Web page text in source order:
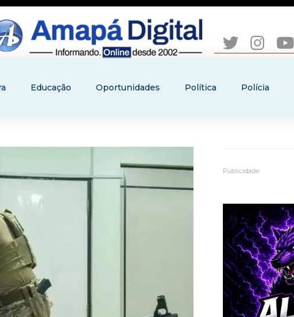
Educação Oportunidades Política Polícia
Publicidade